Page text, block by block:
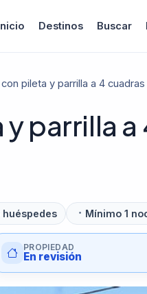
Destinos Buscar
pileta y parrilla a 4
parrilla
huéspedes Mínimo 1
PROPIEDAD
En revisión